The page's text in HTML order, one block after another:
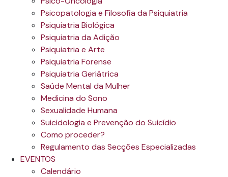
Psicopatologia e Filosofia da Psiquiatria
Psiquiatria Biológica
Psiquiatria da Adição
Psiquiatria e Arte
Psiquiatria Forense
Psiquiatria Geriátrica
Saúde Mental da Mulher
Medicina do Sono
Sexualidade Humana
Suicidologia e Prevenção do Suicídio
Como proceder?
Regulamento das Secções Especializadas
EVENTOS
Calendário